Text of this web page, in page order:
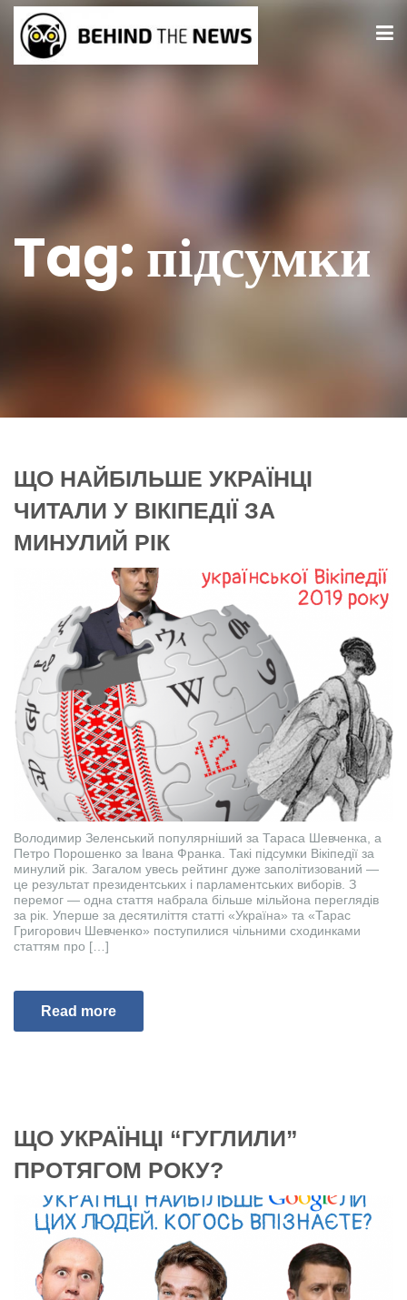
Tag:підсумки
ЩО НАЙБІЛЬШЕ УКРАЇНЦІ
ЧИТАЛИ У ВІКІПЕДІЇ ЗА
МИНУЛИЙ РІК
Володимир Зеленський популярніший за Тараса Шевченка, а
Петро Порошенко за Івана Франка. Такі підсумки Вікіпедії за
минулий рік. Загалом увесь рейтинг дуже заполітизований —
це результат президентських і парламентських виборів. З
перемог — одна стаття набрала більше мільйона переглядів
за рік. Уперше за десятиліття статті «Україна» та «Тарас
Григорович Шевченко» поступилися чільними сходинками
статтям про […]
Read more
ЩО УКРАЇНЦІ “ГУГЛИЛИ”
ПРОТЯГОМ РОКУ?